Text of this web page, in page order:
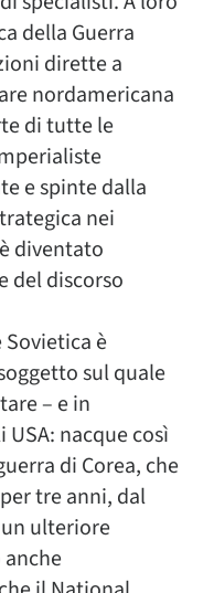
della Guerra
dirette a
nordamericana
di tutte le
e spinte dalla
nei
diventato
del discorso
è
sul quale
– e in
nacque così
di Corea, che
tre anni, dal
ulteriore